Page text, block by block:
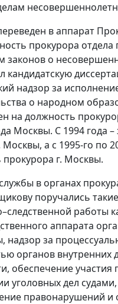
в аппарат
прокурора отдела
законов о
кандидатскую
надзор за
о народном
на должность
Москвы. С 1994 года –
Москвы, а с 1995-го по
прокурора г. Москвы.
в органах
поручались
работы
аппарата
надзор за
органов внутренних
обеспечение участия
уголовных дел судами,
правонарушений и